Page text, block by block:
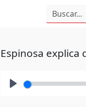
Espinosa explica